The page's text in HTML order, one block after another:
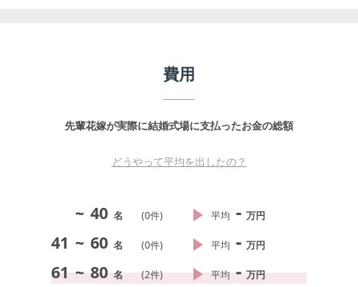
費用
先輩花嫁が実際に結婚式場に支払ったお金の総額
どうやって平均を出したの？
~ 40 名 (0件) 平均 - 万円
41 ~ 60 名 (0件) 平均 - 万円
61 ~ 80 名 (2件) 平均 - 万円